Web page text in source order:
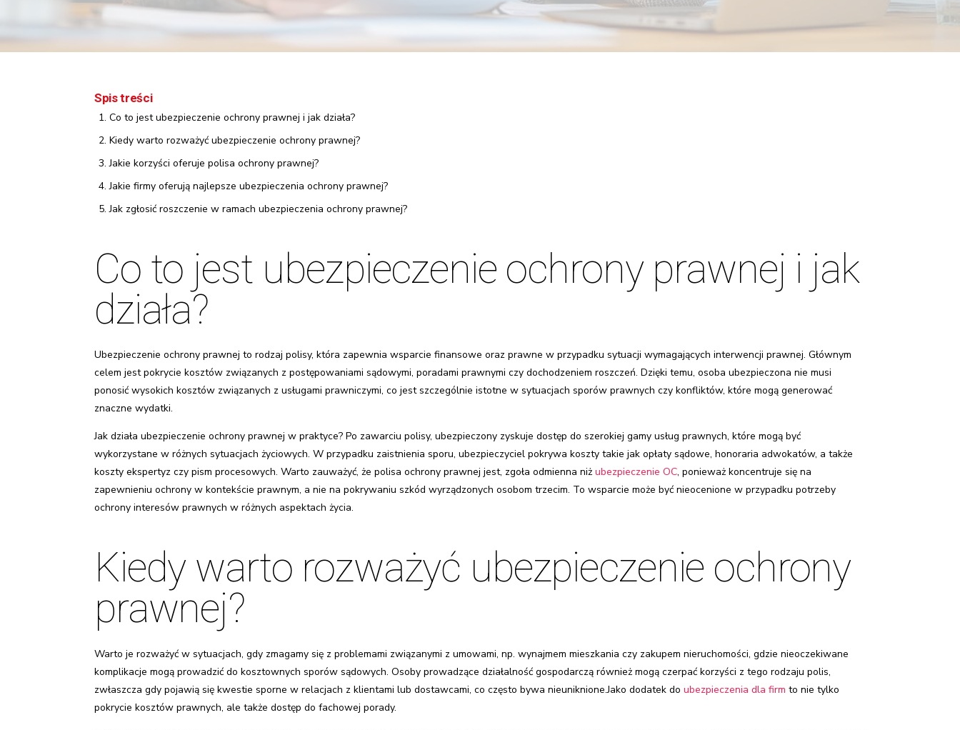
Spis treści
Co to jest ubezpieczenie ochrony prawnej i jak działa?
Kiedy warto rozważyć ubezpieczenie ochrony prawnej?
Jakie korzyści oferuje polisa ochrony prawnej?
Jakie firmy oferują najlepsze ubezpieczenia ochrony prawnej?
Jak zgłosić roszczenie w ramach ubezpieczenia ochrony prawnej?
Co to jest ubezpieczenie ochrony prawnej i jak
działa?
Ubezpieczenie ochrony prawnej to rodzaj polisy, która zapewnia wsparcie finansowe oraz prawne w przypadku sytuacji wymagających interwencji prawnej. Głównym
celem jest pokrycie kosztów związanych z postępowaniami sądowymi, poradami prawnymi czy dochodzeniem roszczeń. Dzięki temu, osoba ubezpieczona nie musi
ponosić wysokich kosztów związanych z usługami prawniczymi, co jest szczególnie istotne w sytuacjach sporów prawnych czy konfliktów, które mogą generować
znaczne wydatki.
Jak działa ubezpieczenie ochrony prawnej w praktyce? Po zawarciu polisy, ubezpieczony zyskuje dostęp do szerokiej gamy usług prawnych, które mogą być
wykorzystane w różnych sytuacjach życiowych. W przypadku zaistnienia sporu, ubezpieczyciel pokrywa koszty takie jak opłaty sądowe, honoraria adwokatów, a także
koszty ekspertyz czy pism procesowych. Warto zauważyć, że polisa ochrony prawnej jest, zgoła odmienna niż ubezpieczenie OC, ponieważ koncentruje się na
zapewnieniu ochrony w kontekście prawnym, a nie na pokrywaniu szkód wyrządzonych osobom trzecim. To wsparcie może być nieocenione w przypadku potrzeby
ochrony interesów prawnych w różnych aspektach życia.
Kiedy warto rozważyć ubezpieczenie ochrony
prawnej?
Warto je rozważyć w sytuacjach, gdy zmagamy się z problemami związanymi z umowami, np. wynajmem mieszkania czy zakupem nieruchomości, gdzie nieoczekiwane
komplikacje mogą prowadzić do kosztownych sporów sądowych. Osoby prowadzące działalność gospodarczą również mogą czerpać korzyści z tego rodzaju polis,
zwłaszcza gdy pojawią się kwestie sporne w relacjach z klientami lub dostawcami, co często bywa nieuniknione.Jako dodatek do ubezpieczenia dla firm to nie tylko
pokrycie kosztów prawnych, ale także dostęp do fachowej porady.